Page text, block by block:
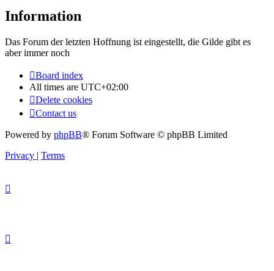
Information
Das Forum der letzten Hoffnung ist eingestellt, die Gilde gibt es
aber immer noch
Board index
All times are UTC+02:00
Delete cookies
Contact us
Powered by phpBB® Forum Software © phpBB Limited
Privacy | Terms